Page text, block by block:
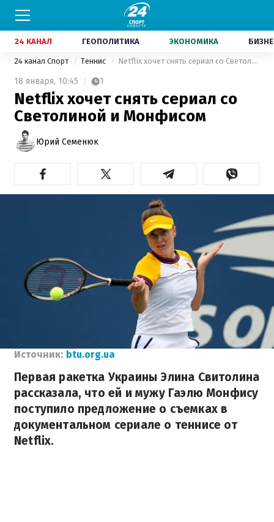
24 КАНАЛ ГЕОПОЛИТИКА ЭКОНОМИКА
24 канал Спорт Теннис Netflix хочет снять сериал со Светолиной и Монфисом
18 января, 10:45 1
Netflix хочет снять сериал со
Светолиной и Монфисом
Юрий Семенюк
Источник: btu.org.ua
Первая ракетка Украины Элина Свитолина
рассказала, что ей и мужу Гаэлю Монфису
поступило предложение о съемках в
документальном сериале о теннисе от
Netflix.